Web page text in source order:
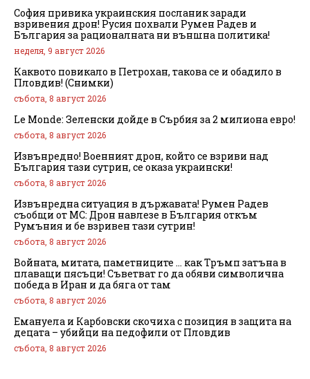
София привика украинския посланик заради
взривения дрон! Русия похвали Румен Радев и
България за рационалната ни външна политика!
неделя, 9 август 2026
Каквото повикало в Петрохан, такова се и обадило в
Пловдив! (Снимки)
събота, 8 август 2026
Le Monde: Зеленски дойде в Сърбия за 2 милиона евро!
събота, 8 август 2026
Извънредно! Военният дрон, който се взриви над
България тази сутрин, се оказа украински!
събота, 8 август 2026
Извънредна ситуация в държавата! Румен Радев
съобщи от МС: Дрон навлезе в България откъм
Румъния и бе взривен тази сутрин!
събота, 8 август 2026
Войната, митата, паметниците … как Тръмп затъна в
плаващи пясъци! Съветват го да обяви символична
победа в Иран и да бяга от там
събота, 8 август 2026
Емануела и Карбовски скочиха с позиция в защита на
децата – убийци на педофили от Пловдив
събота, 8 август 2026